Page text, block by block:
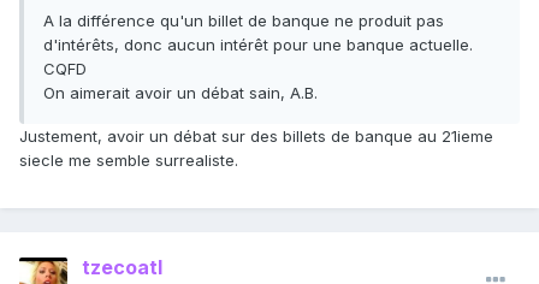
A la différence qu'un billet de banque ne produit pas
d'intérêts, donc aucun intérêt pour une banque actuelle.
CQFD
On aimerait avoir un débat sain, A.B.
Justement, avoir un débat sur des billets de banque au 21ieme
siecle me semble surrealiste.
tzecoatl